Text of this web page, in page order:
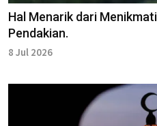
Hal Menarik dari
Pendakian.
8 Jul 2026